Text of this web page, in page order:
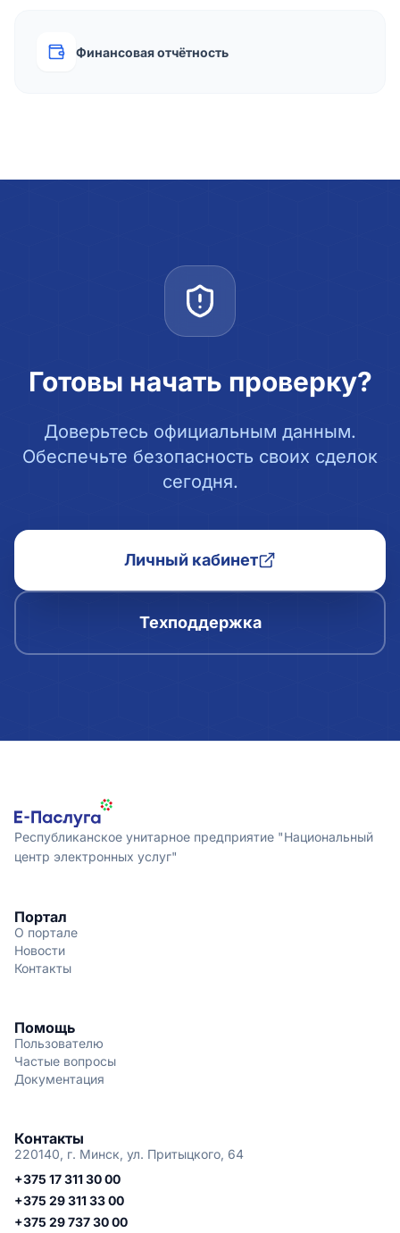
Финансовая отчётность
Готовы начать проверку?
Доверьтесь официальным данным.
Обеспечьте безопасность своих сделок
сегодня.
Личный кабинет
Техподдержка
Республиканское унитарное предприятие "Национальный
центр электронных услуг"
Портал
О портале
Новости
Контакты
Помощь
Пользователю
Частые вопросы
Документация
Контакты
220140, г. Минск, ул. Притыцкого, 64
+375 17 311 30 00
+375 29 311 33 00
+375 29 737 30 00